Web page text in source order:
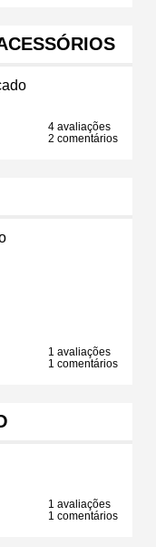
4 avaliações
2 comentários
1 avaliações
1 comentários
1 avaliações
1 comentários